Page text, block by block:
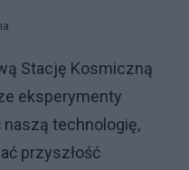
Stację Kosmiczną
eksperymenty
technologię,
przyszłość